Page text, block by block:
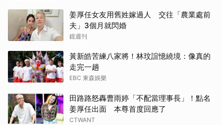
姜厚任女友用舊姓嫁過人 交往「農業處前
夫」3個月就閃婚
鏡週刊
黃新皓苦練八家將！林玟誼憶繞境：像真的
走完一趟
EBC 東森娛樂
田路路怒轟曹雨婷「不配當理事長」！點名
姜厚任出面 本尊首度回應了
CTWANT